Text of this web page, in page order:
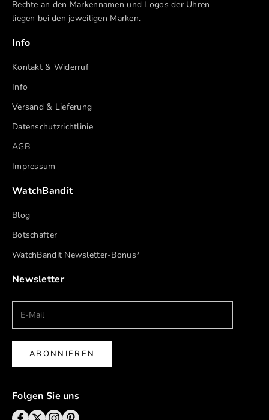
Rechte an den Markennamen und Logos der Uhren
liegen bei den jeweiligen Marken.
Info
Kontakt & Widerruf
Info
Versand & Lieferung
Datenschutzrichtlinie
AGB
Impressum
WatchBandit
Blog
Botschafter
WatchBandit Newsletter-Bonus*
Newsletter
ABONNIEREN
Folgen Sie uns